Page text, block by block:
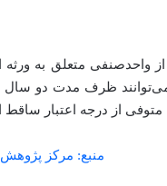
متعلق به ورثه
ظرف مدت دو سال
متوفی از درجه اعتبار
منبع: مرکز